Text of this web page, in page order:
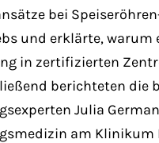
bei
und erklärte, warum
in zertifizierten
berichteten die
Julia
am Klinikum